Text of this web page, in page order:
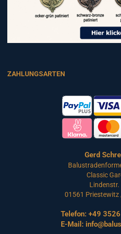
ZAHLUNGSARTEN
Gerd
Classic
Lindenstr.
01561
Telefon: +49
E-Mail: